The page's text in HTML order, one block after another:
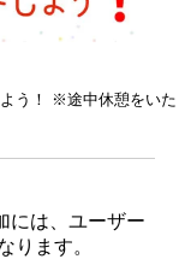
う！ ※途中休憩をいた
には、ユーザー
ります。